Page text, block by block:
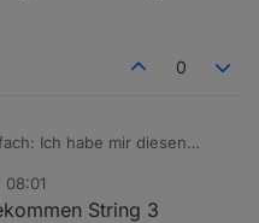
0
Ich habe mir diesen
raspberry-pi-usb-rs485-
usb-rs485-p242783.html?
die Stecker
Adern an A und B
String 3